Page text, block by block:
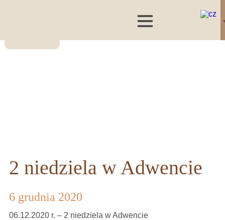
2 niedziela w Adwencie
6 grudnia 2020
06.12.2020 r. – 2 niedziela w Adwencie